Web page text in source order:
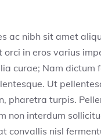
ac nibh sit amet
in eros varius
curae; Nam
Ut
pharetra turpis.
non interdum
convallis nisl